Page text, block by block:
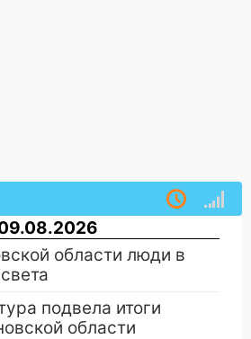
области люди в
подвела итоги
области